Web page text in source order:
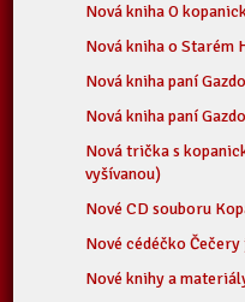
Nová kniha O
Nová kniha o Starém
Nová kniha paní
Nová kniha paní
Nová trička s
vyšívanou)
Nové CD souboru
Nové cédéčko Čečery
Nové knihy a